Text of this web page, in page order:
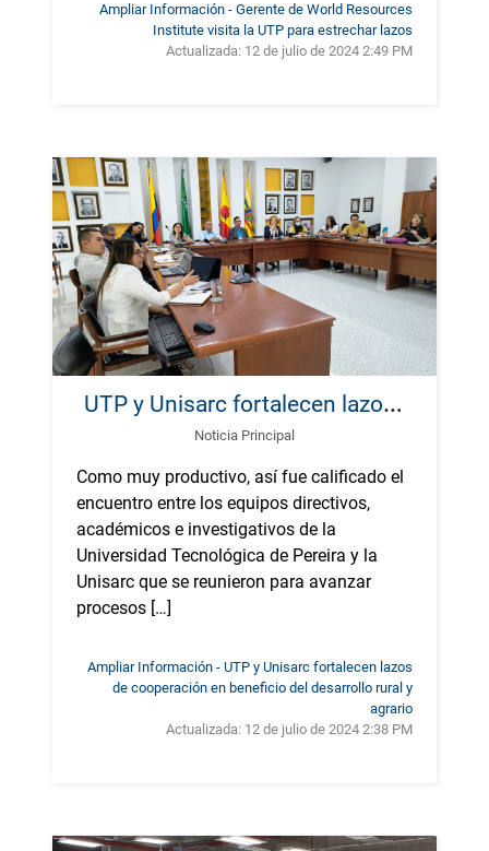
Ampliar Información - Gerente de World Resources
Institute visita la UTP para estrechar lazos
Actualizada: 12 de julio de 2024 2:49 PM
U
TP y Unisarc fortalecen lazos de cooperación en beneficio del desarrollo rural y agrario
Noticia Principal
Como muy productivo, así fue calificado el
encuentro entre los equipos directivos,
académicos e investigativos de la
Universidad Tecnológica de Pereira y la
Unisarc que se reunieron para avanzar
procesos […]
Ampliar Información - UTP y Unisarc fortalecen lazos
de cooperación en beneficio del desarrollo rural y
agrario
Actualizada: 12 de julio de 2024 2:38 PM